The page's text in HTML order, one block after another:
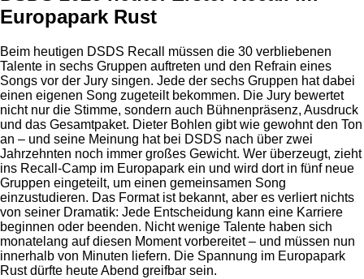
Europapark Rust
Beim heutigen DSDS Recall müssen die 30 verbliebenen
Talente in sechs Gruppen auftreten und den Refrain eines
Songs vor der Jury singen. Jede der sechs Gruppen hat dabei
einen eigenen Song zugeteilt bekommen. Die Jury bewertet
nicht nur die Stimme, sondern auch Bühnenpräsenz, Ausdruck
und das Gesamtpaket. Dieter Bohlen gibt wie gewohnt den Ton
an – und seine Meinung hat bei DSDS nach über zwei
Jahrzehnten noch immer großes Gewicht. Wer überzeugt, zieht
ins Recall-Camp im Europapark ein und wird dort in fünf neue
Gruppen eingeteilt, um einen gemeinsamen Song
einzustudieren. Das Format ist bekannt, aber es verliert nichts
von seiner Dramatik: Jede Entscheidung kann eine Karriere
beginnen oder beenden. Nicht wenige Talente haben sich
monatelang auf diesen Moment vorbereitet – und müssen nun
innerhalb von Minuten liefern. Die Spannung im Europapark
Rust dürfte heute Abend greifbar sein.